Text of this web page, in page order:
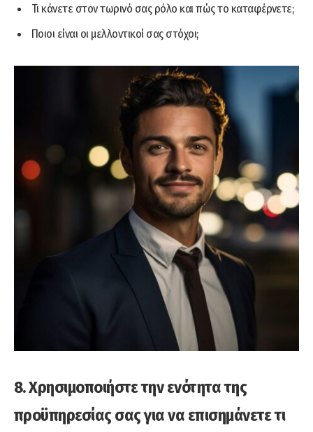
Τι κάνετε στον τωρινό σας ρόλο και πώς το καταφέρνετε;
Ποιοι είναι οι μελλοντικοί σας στόχοι;
8. Χρησιμοποιήστε την ενότητα της
προϋπηρεσίας σας για να επισημάνετε τι